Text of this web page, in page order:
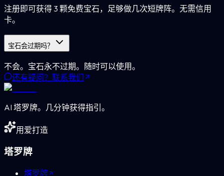
注册即可获得 3 颗免费宝石，足够做几次短牌阵。无需信用
卡。
宝石会过期吗？
不会。宝石永不过期。随时可以使用。
还有疑问？联系我们
AI 塔罗牌。几分钟获得指引。
用爱打造
塔罗牌
塔罗牌